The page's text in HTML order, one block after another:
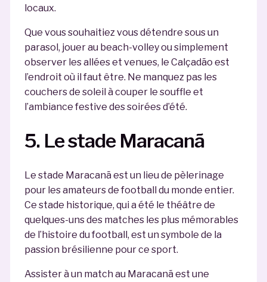
locaux.
Que vous souhaitiez vous détendre sous un
parasol, jouer au beach-volley ou simplement
observer les allées et venues, le Calçadão est
l’endroit où il faut être. Ne manquez pas les
couchers de soleil à couper le souffle et
l’ambiance festive des soirées d’été.
5. Le stade Maracanã
Le stade Maracanã est un lieu de pèlerinage
pour les amateurs de football du monde entier.
Ce stade historique, qui a été le théâtre de
quelques-uns des matches les plus mémorables
de l’histoire du football, est un symbole de la
passion brésilienne pour ce sport.
Assister à un match au Maracanã est une